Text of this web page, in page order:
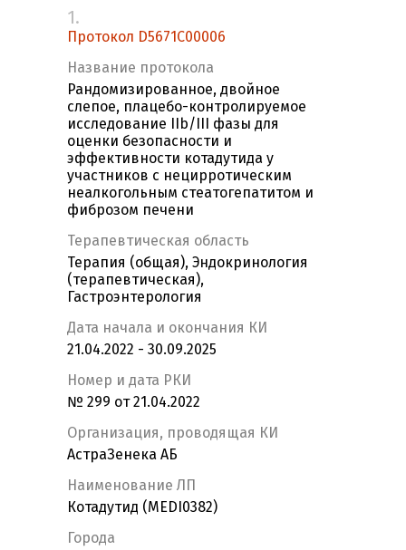
1.
Протокол D5671C00006
Название протокола
Рандомизированное, двойное
слепое, плацебо-контролируемое
исследование IIb/III фазы для
оценки безопасности и
эффективности котадутида у
участников с нецирротическим
неалкогольным стеатогепатитом и
фиброзом печени
Терапевтическая область
Терапия (общая), Эндокринология
(терапевтическая),
Гастроэнтерология
Дата начала и окончания КИ
21.04.2022 - 30.09.2025
Номер и дата РКИ
№ 299 от 21.04.2022
Организация, проводящая КИ
АстраЗенека АБ
Наименование ЛП
Котадутид (MEDI0382)
Города